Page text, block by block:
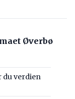
Øverbø
du verdien